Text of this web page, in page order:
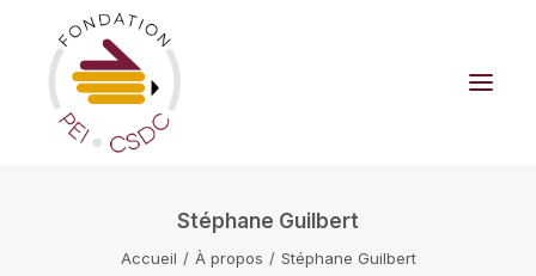
BOUTIQUE
Stéphane Guilbert
Accueil À propos Stéphane Guilbert